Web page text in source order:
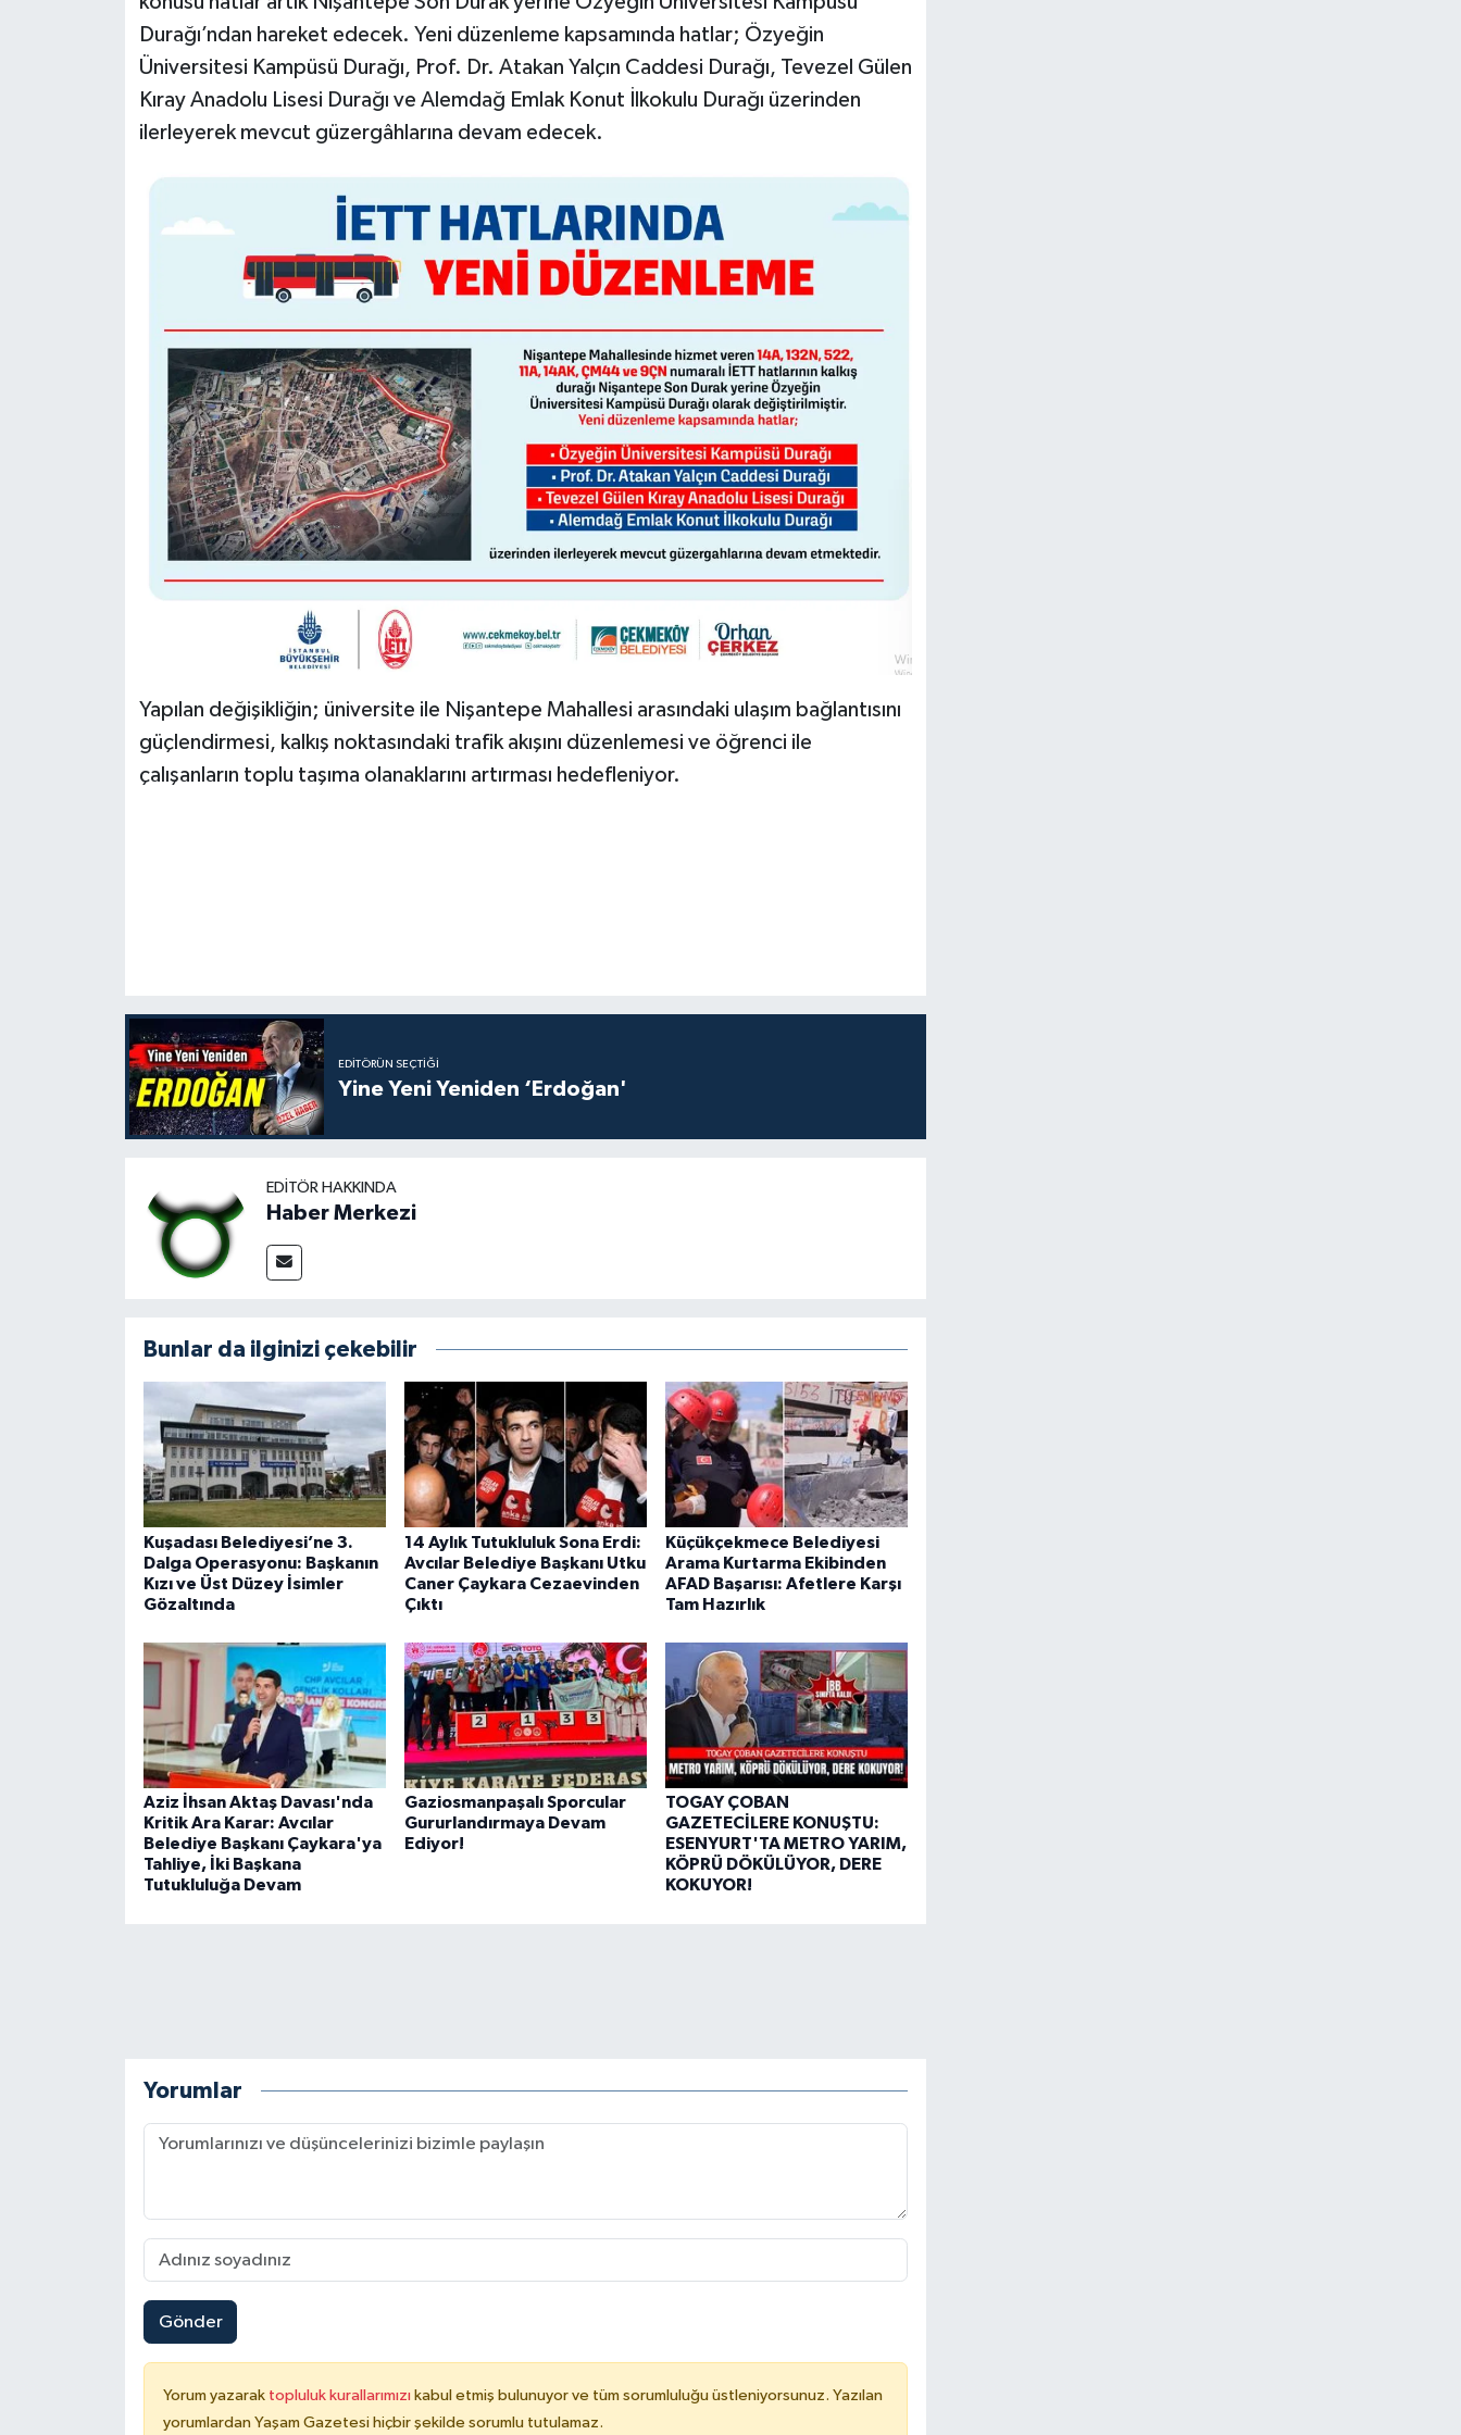
Durağı’ndan hareket edecek. Yeni düzenleme kapsamında hatlar; Özyeğin
Üniversitesi Kampüsü Durağı, Prof. Dr. Atakan Yalçın Caddesi Durağı, Tevezel Gülen
Kıray Anadolu Lisesi Durağı ve Alemdağ Emlak Konut İlkokulu Durağı üzerinden
ilerleyerek mevcut güzergâhlarına devam edecek.
Yapılan değişikliğin; üniversite ile Nişantepe Mahallesi arasındaki ulaşım bağlantısını
güçlendirmesi, kalkış noktasındaki trafik akışını düzenlemesi ve öğrenci ile
çalışanların toplu taşıma olanaklarını artırması hedefleniyor.
EDITÖRÜN SEÇTIĞI
Yine Yeni Yeniden ‘Erdoğan'
EDITÖR HAKKINDA
Haber Merkezi
Bunlar da ilginizi çekebilir
Kuşadası Belediyesi’ne 3.
Dalga Operasyonu: Başkanın
Kızı ve Üst Düzey İsimler
Gözaltında
14 Aylık Tutukluluk Sona Erdi:
Avcılar Belediye Başkanı Utku
Caner Çaykara Cezaevinden
Çıktı
Küçükçekmece Belediyesi
Arama Kurtarma Ekibinden
AFAD Başarısı: Afetlere Karşı
Tam Hazırlık
Aziz İhsan Aktaş Davası'nda
Kritik Ara Karar: Avcılar
Belediye Başkanı Çaykara'ya
Tahliye, İki Başkana
Tutukluluğa Devam
Gaziosmanpaşalı Sporcular
Gururlandırmaya Devam
Ediyor!
TOGAY ÇOBAN
GAZETECİLERE KONUŞTU:
ESENYURT'TA METRO YARIM,
KÖPRÜ DÖKÜLÜYOR, DERE
KOKUYOR!
Yorumlar
Gönder
Yorum yazarak topluluk kurallarımızı kabul etmiş bulunuyor ve tüm sorumluluğu üstleniyorsunuz. Yazılan
yorumlardan Yaşam Gazetesi hiçbir şekilde sorumlu tutulamaz.